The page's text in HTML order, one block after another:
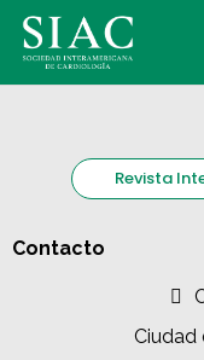
Revista
Contacto
Ciudad